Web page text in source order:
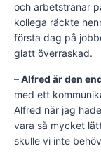
och arbetstränar
kollega räckte
första dag på
glatt överraskad.
– Alfred är den
med ett
Alfred när jag
vara så mycket
skulle vi inte